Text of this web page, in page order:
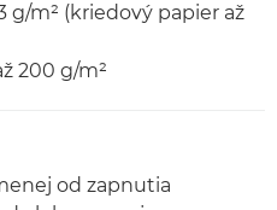
g/m² (kriedový papier až
200 g/m²
od zapnutia